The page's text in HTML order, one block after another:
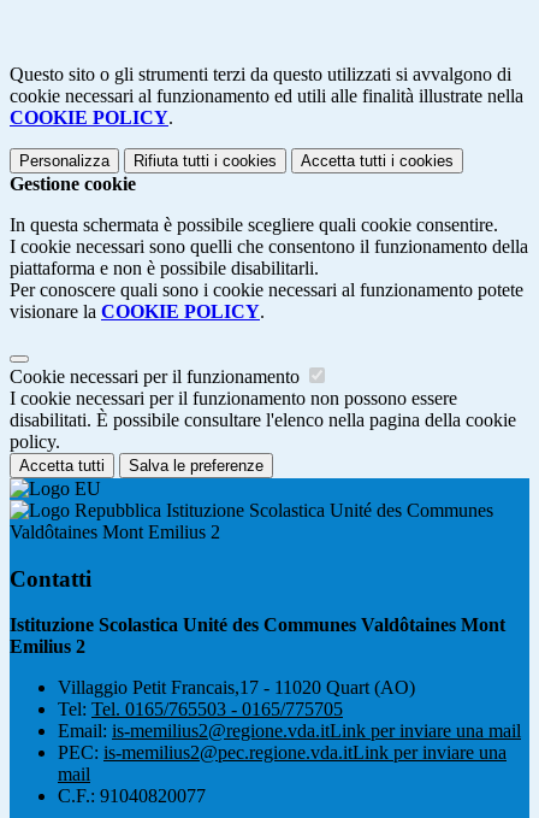
Questo sito o gli strumenti terzi da questo utilizzati si avvalgono di
cookie necessari al funzionamento ed utili alle finalità illustrate nella
COOKIE POLICY.
Personalizza Rifiuta tutti i cookies Accetta tutti i cookies
Gestione cookie
In questa schermata è possibile scegliere quali cookie consentire.
I cookie necessari sono quelli che consentono il funzionamento della
piattaforma e non è possibile disabilitarli.
Per conoscere quali sono i cookie necessari al funzionamento potete
visionare la COOKIE POLICY.
Cookie necessari per il funzionamento
I cookie necessari per il funzionamento non possono essere
disabilitati. È possibile consultare l'elenco nella pagina della cookie
policy.
Accetta tutti Salva le preferenze
Istituzione Scolastica Unité des Communes
Valdôtaines Mont Emilius 2
Contatti
Istituzione Scolastica Unité des Communes Valdôtaines Mont
Emilius 2
Villaggio Petit Francais,17 - 11020 Quart (AO)
Tel: Tel. 0165/765503 - 0165/775705
Email: is-memilius2@regione.vda.itLink per inviare una mail
PEC: is-memilius2@pec.regione.vda.itLink per inviare una
mail
C.F.: 91040820077